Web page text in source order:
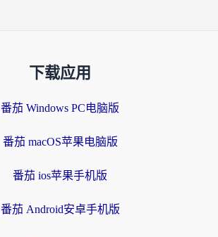
下载应用
番茄 Windows PC电脑版
番茄 macOS苹果电脑版
番茄 ios苹果手机版
番茄 Android安卓手机版